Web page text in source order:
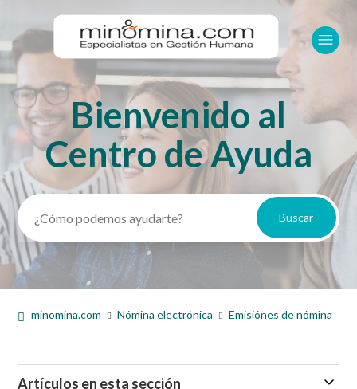
BúsquedaBienvenido al
Centro de Ayuda
minomina.com Nómina electrónica Emisiónes de nómina
Artículos en esta sección